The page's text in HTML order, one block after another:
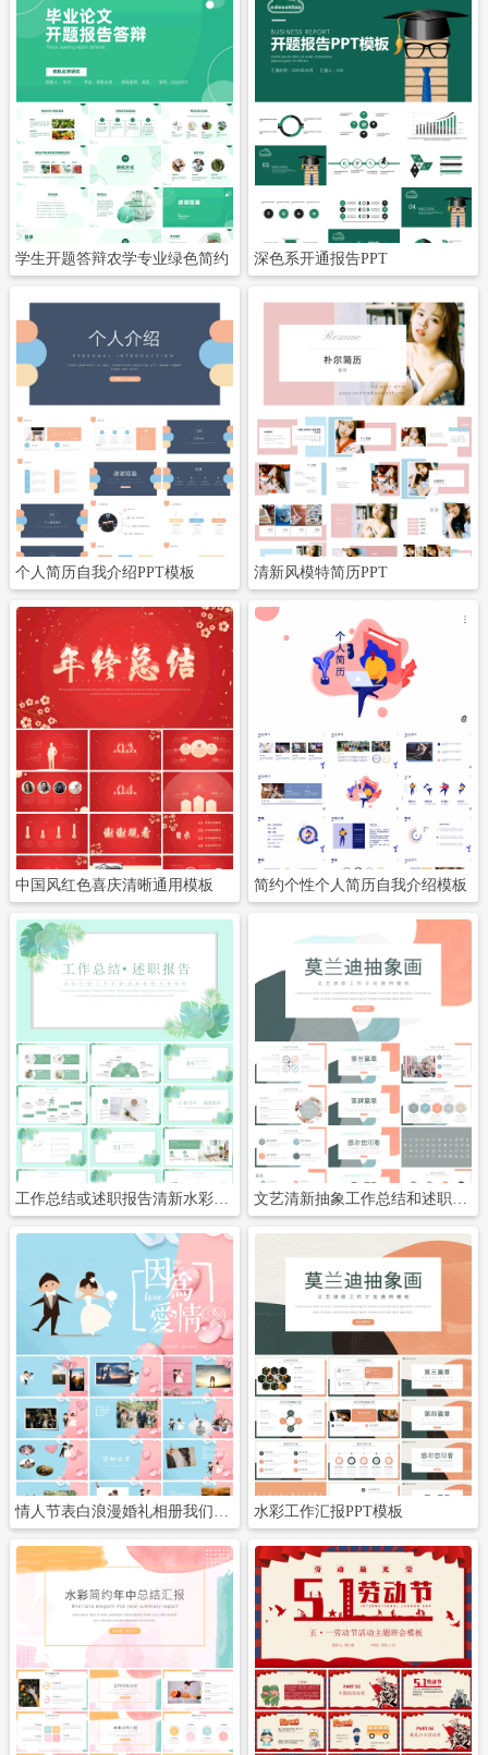
学生开题答辩农学专业绿色简约 深色系开通报告PPT
立即下载
个人简历自我介绍PPT模板
立即下载
清新风模特简历PPT
立即下载
中国风红色喜庆清晰通用模板
立即下载
简约个性个人简历自我介绍模板
立即下载
工作总结或述职报告清新水彩模板
立即下载
立即下载
情人节表白浪漫婚礼相册我们结婚啦ppt (2)
立即下载
水彩工作汇报PPT模板
立即下载 立即下载
立即下载 立即下载